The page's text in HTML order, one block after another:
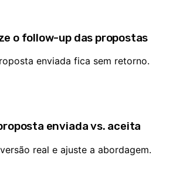
o follow-up das propostas
enviada fica sem retorno.
enviada vs. aceita
real e ajuste a abordagem.